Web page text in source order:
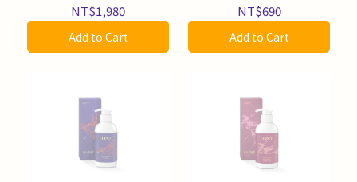
Vita D3+K2 — Just One
Spray a Day to Meet Your
Needs (15ml/bottle),
Premium Vitamins
NT$1,980
Add to Cart
NT$690
Add to Cart